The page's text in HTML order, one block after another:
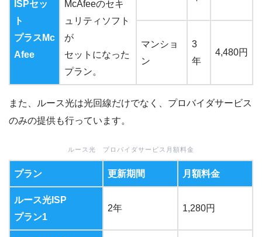
ISPセッ
ト
プラスMc
Afee
McAfeeのセキ
ュリティソフト
が
セットになった
プラン。
マンショ
ン
3
年
4,480円
また、ルース光は光回線だけでなく、プロバイダサービス
のみの提供も行っています。
ルース光 プロバイダサービス月額料金
プラン 更新期間 月額料金
ルース光ISP
プラン1
2年 1,280円